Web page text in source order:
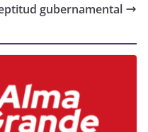
gubernamental